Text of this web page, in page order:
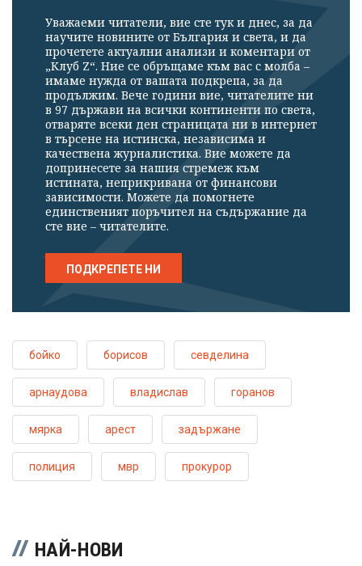
Уважаеми читатели, вие сте тук и днес, за да
научите новините от България и света, и да
прочетете актуални анализи и коментари от
„Клуб Z“. Ние се обръщаме към вас с молба –
имаме нужда от вашата подкрепа, за да
продължим. Вече години вие, читателите ни
в 97 държави на всички континенти по света,
отваряте всеки ден страницата ни в интернет
в търсене на истинска, независима и
качествена журналистика. Вие можете да
допринесете за нашия стремеж към
истината, неприкривана от финансови
зависимости. Можете да помогнете
единственият поръчител на съдържание да
сте вие – читателите.
ПОДКРЕПЕТЕ НИ
бойко борисов севделина
арнаудова владислав горанов
мярка арест задържане
полиция мвр прокурор
НАЙ-НОВИ